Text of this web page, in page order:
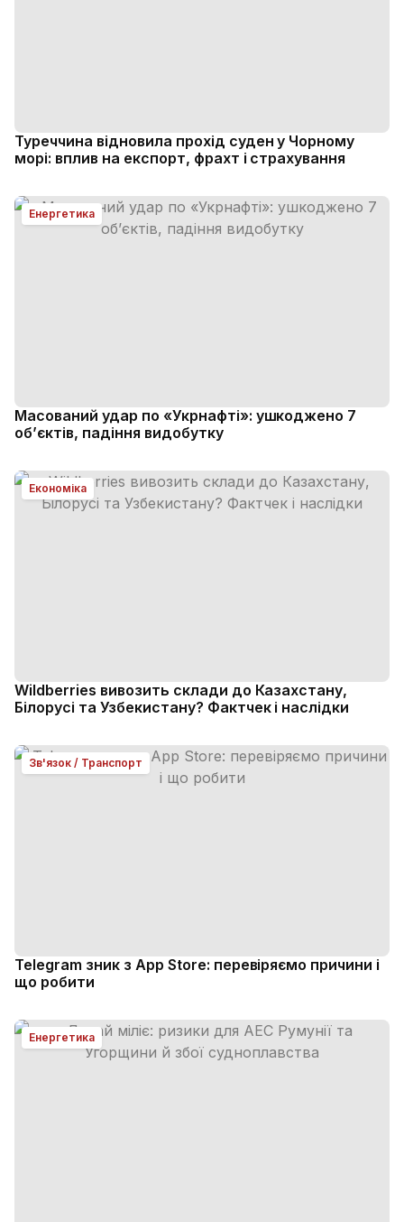
Туреччина відновила прохід суден у Чорному
морі: вплив на експорт, фрахт і страхування
Енергетика
Масований удар по «Укрнафті»: ушкоджено 7
об’єктів, падіння видобутку
Економіка
Wildberries вивозить склади до Казахстану,
Білорусі та Узбекистану? Фактчек і наслідки
Зв'язок / Транспорт
Telegram зник з App Store: перевіряємо причини і
що робити
Енергетика